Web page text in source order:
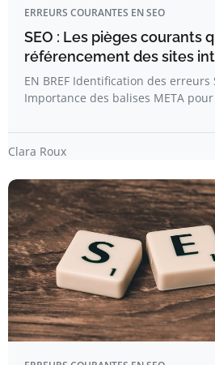
ERREURS COURANTES EN SEO
SEO : Les pièges courants
référencement des sites
EN BREF Identification des erreurs
Importance des balises META
Clara Roux